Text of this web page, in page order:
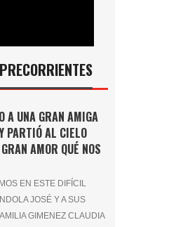
A UNA GRAN AMIGA
PARTIÓ AL CIELO
AMOR QUÉ NOS
EN ESTE DIFÍCIL
JOSÉ Y A SUS
GIMENEZ CLAUDIA